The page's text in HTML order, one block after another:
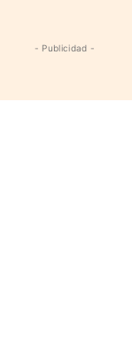
- Publicidad -